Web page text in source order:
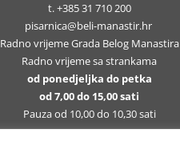
t. +385 31 710 200
pisarnica@beli-manastir.hr
Radno vrijeme Grada Belog Manastira
Radno vrijeme sa strankama
od ponedjeljka do petka
od 7,00 do 15,00 sati
Pauza od 10,00 do 10,30 sati